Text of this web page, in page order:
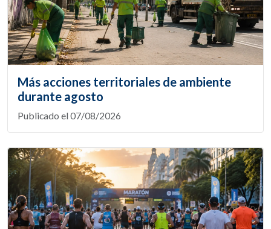
Más acciones territoriales de ambiente
durante agosto
Publicado el 07/08/2026